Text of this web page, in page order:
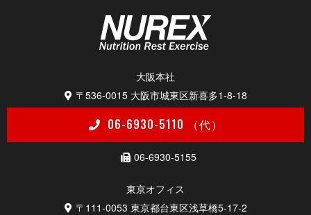
大 阪 本 社
〒536-0015 大阪市城東区新喜多1-8-18
06-6930-5110 （代）
06-6930-5155
東京 オ フ ィ ス
〒111-0053 東京都台東区浅草橋5-17-2